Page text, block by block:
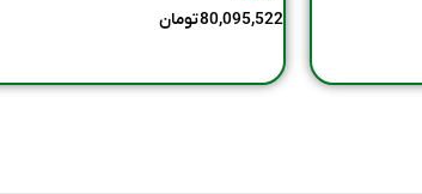
80,095,522تومان